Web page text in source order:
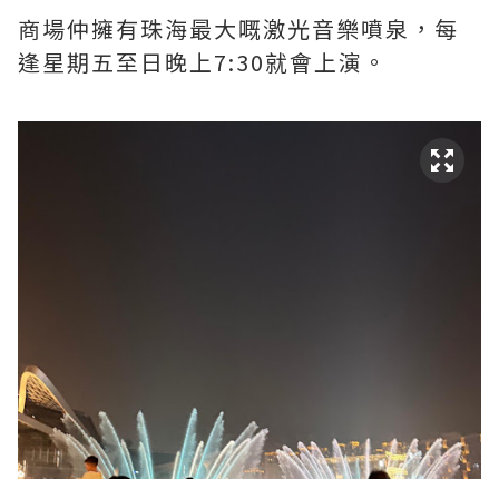
商場仲擁有珠海最大嘅激光音樂噴泉，每
逢星期五至日晚上7:30就會上演。